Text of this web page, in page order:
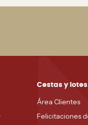
Cestas y
Área Clientes
Felicitaciones